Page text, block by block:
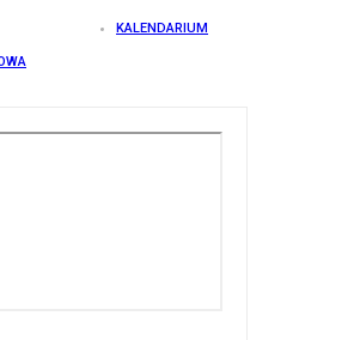
KALENDARIUM